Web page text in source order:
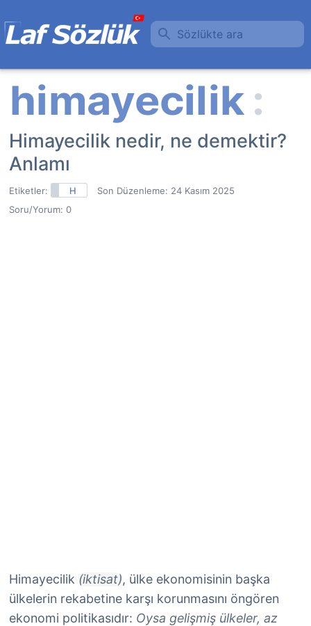
Sözlükte ara
Himayecilik nedir, ne demektir?
Anlamı
Etiketler: H Son Düzenleme: 24 Kasım 2025
Soru/Yorum: 0
Himayecilik (iktisat), ülke ekonomisinin başka
ülkelerin rekabetine karşı korunmasını öngören
ekonomi politikasıdır: Oysa gelişmiş ülkeler, az